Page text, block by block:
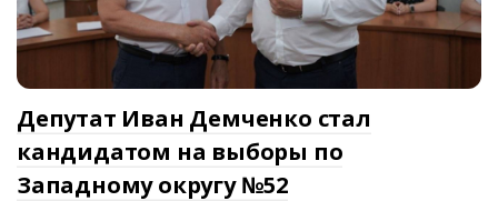
Депутат Иван Демченко стал
кандидатом на выборы по
Западному округу №52